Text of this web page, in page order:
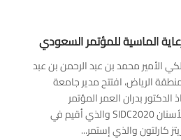
الماسية للمؤتمر السعودي
الأمير محمد بن عبد الرحمن بن عبد
الرياض، افتتح مدير جامعة
بدران العمر المؤتمر
السعودي العالمي لطب الأسنان SIDC2020 والذي أقيم في
كارلتون والذي إستمر...